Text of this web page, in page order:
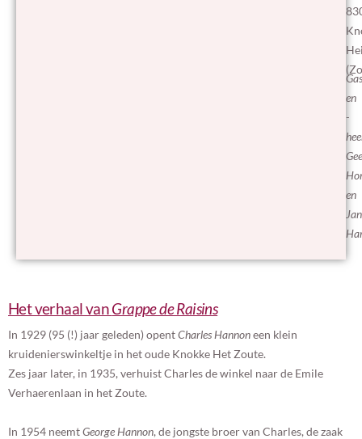
en
-
en
Jan
Het verhaal vanGrappe de Raisins
In 1929 (95 (!) jaar geleden) opentCharles Hannoneen klein
kruidenierswinkeltje in het oude Knokke Het Zoute.
Zes jaar later, in 1935, verhuist Charles de winkel naar de Emile
Verhaerenlaan in het Zoute.
In 1954 neemtGeorge Hannon, de jongste broer van Charles, de zaak